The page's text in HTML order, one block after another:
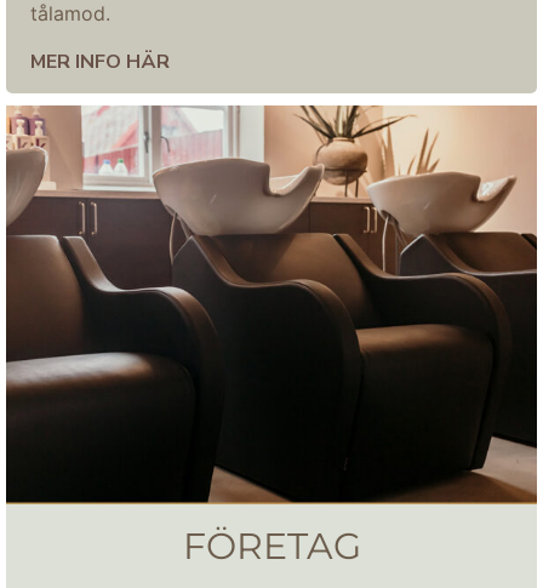
tålamod.
MER INFO HÄR
FÖRETAG